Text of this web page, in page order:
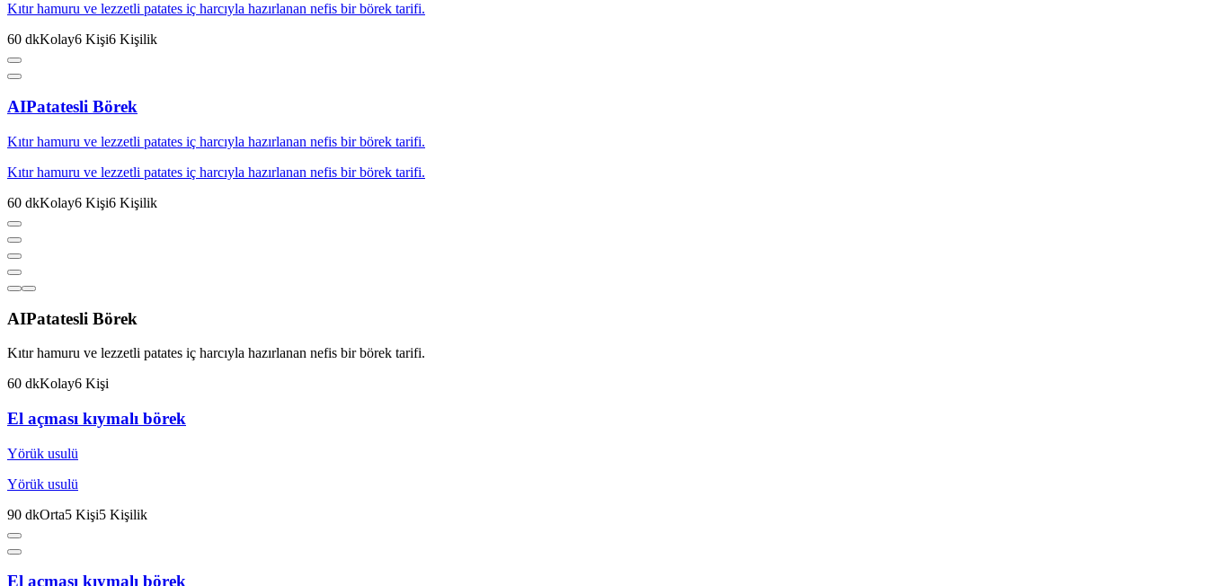
Kıtır hamuru ve lezzetli patates iç harcıyla hazırlanan nefis bir börek tarifi.
60 dkKolay6 Kişi6 Kişilik
AIPatatesli Börek
Kıtır hamuru ve lezzetli patates iç harcıyla hazırlanan nefis bir börek tarifi.
Kıtır hamuru ve lezzetli patates iç harcıyla hazırlanan nefis bir börek tarifi.
60 dkKolay6 Kişi6 Kişilik
AIPatatesli Börek
Kıtır hamuru ve lezzetli patates iç harcıyla hazırlanan nefis bir börek tarifi.
60 dkKolay6 Kişi
El açması kıymalı börek
Yörük usulü
Yörük usulü
90 dkOrta5 Kişi5 Kişilik
El açması kıymalı börek